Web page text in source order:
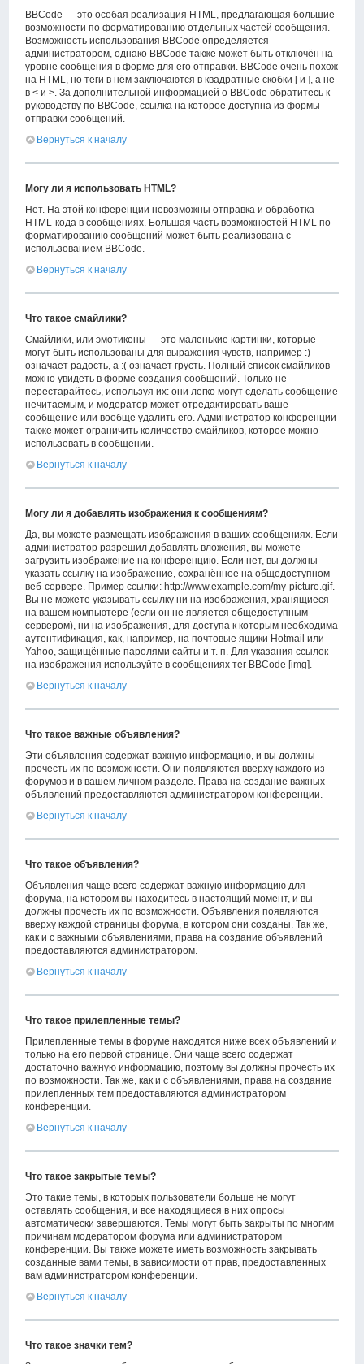
BBCode — это особая реализация HTML, предлагающая большие
возможности по форматированию отдельных частей сообщения.
Возможность использования BBCode определяется
администратором, однако BBCode также может быть отключён на
уровне сообщения в форме для его отправки. BBCode очень похож
на HTML, но теги в нём заключаются в квадратные скобки [ и ], а не
в < и >. За дополнительной информацией о BBCode обратитесь к
руководству по BBCode, ссылка на которое доступна из формы
отправки сообщений.
Вернуться к началу
Могу ли я использовать HTML?
Нет. На этой конференции невозможны отправка и обработка
HTML-кода в сообщениях. Большая часть возможностей HTML по
форматированию сообщений может быть реализована с
использованием BBCode.
Вернуться к началу
Что такое смайлики?
Смайлики, или эмотиконы — это маленькие картинки, которые
могут быть использованы для выражения чувств, например :)
означает радость, а :( означает грусть. Полный список смайликов
можно увидеть в форме создания сообщений. Только не
перестарайтесь, используя их: они легко могут сделать сообщение
нечитаемым, и модератор может отредактировать ваше
сообщение или вообще удалить его. Администратор конференции
также может ограничить количество смайликов, которое можно
использовать в сообщении.
Вернуться к началу
Могу ли я добавлять изображения к сообщениям?
Да, вы можете размещать изображения в ваших сообщениях. Если
администратор разрешил добавлять вложения, вы можете
загрузить изображение на конференцию. Если нет, вы должны
указать ссылку на изображение, сохранённое на общедоступном
веб-сервере. Пример ссылки: http://www.example.com/my-picture.gif.
Вы не можете указывать ссылку ни на изображения, хранящиеся
на вашем компьютере (если он не является общедоступным
сервером), ни на изображения, для доступа к которым необходима
аутентификация, как, например, на почтовые ящики Hotmail или
Yahoo, защищённые паролями сайты и т. п. Для указания ссылок
на изображения используйте в сообщениях тег BBCode [img].
Вернуться к началу
Что такое важные объявления?
Эти объявления содержат важную информацию, и вы должны
прочесть их по возможности. Они появляются вверху каждого из
форумов и в вашем личном разделе. Права на создание важных
объявлений предоставляются администратором конференции.
Вернуться к началу
Что такое объявления?
Объявления чаще всего содержат важную информацию для
форума, на котором вы находитесь в настоящий момент, и вы
должны прочесть их по возможности. Объявления появляются
вверху каждой страницы форума, в котором они созданы. Так же,
как и с важными объявлениями, права на создание объявлений
предоставляются администратором.
Вернуться к началу
Что такое прилепленные темы?
Прилепленные темы в форуме находятся ниже всех объявлений и
только на его первой странице. Они чаще всего содержат
достаточно важную информацию, поэтому вы должны прочесть их
по возможности. Так же, как и с объявлениями, права на создание
прилепленных тем предоставляются администратором
конференции.
Вернуться к началу
Что такое закрытые темы?
Это такие темы, в которых пользователи больше не могут
оставлять сообщения, и все находящиеся в них опросы
автоматически завершаются. Темы могут быть закрыты по многим
причинам модератором форума или администратором
конференции. Вы также можете иметь возможность закрывать
созданные вами темы, в зависимости от прав, предоставленных
вам администратором конференции.
Вернуться к началу
Что такое значки тем?